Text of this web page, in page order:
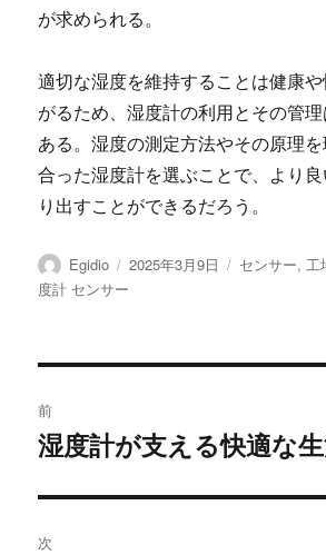
が求められる。
適切な湿度を維持することは健康
がるため、湿度計の利用とその管
ある。湿度の測定方法やその原理
合った湿度計を選ぶことで、より
り出すことができるだろう。
投
稿
Egidio
投
2025年3月9日
カ
センサー, 工
度計 センサー
稿
ビ
前
前
投
稿:
湿度計が支える快適な
次